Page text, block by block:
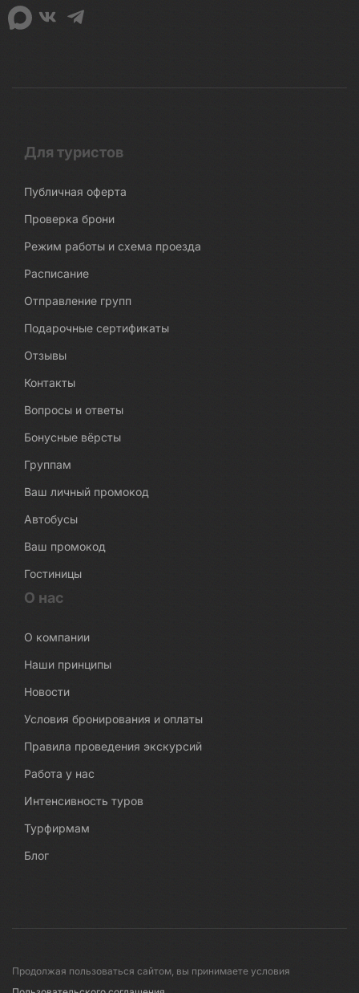
Для туристов
Публичная оферта
Проверка брони
Режим работы и схема проезда
Расписание
Отправление групп
Подарочные сертификаты
Отзывы
Контакты
Вопросы и ответы
Бонусные вёрсты
Группам
Ваш личный промокод
Автобусы
Ваш промокод
Гостиницы
О нас
О компании
Наши принципы
Новости
Условия бронирования и оплаты
Правила проведения экскурсий
Работа у нас
Интенсивность туров
Турфирмам
Блог
Продолжая пользоваться сайтом, вы принимаете условия